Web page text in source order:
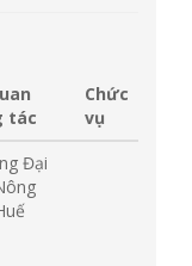
tác
Chức
vụ
Đại